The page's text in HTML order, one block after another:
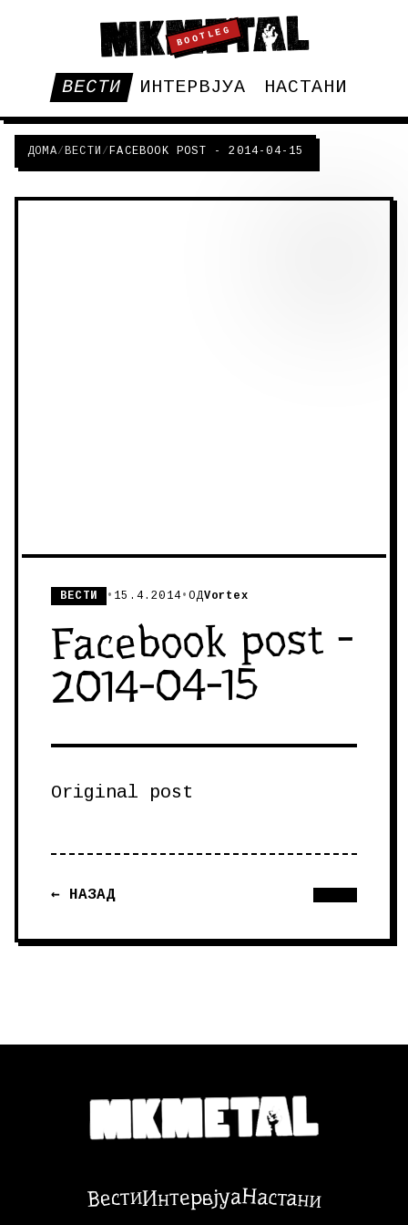
BOOTLEG
ВЕСТИ ИНТЕРВЈУА НАСТАНИ
ДОМА/ВЕСТИ /FACEBOOK POST - 2014-04-15
ВЕСТИ • 15.4.2014 •ОДVortex
Facebook post -
2014-04-15
Original post
← НАЗАД
ВестиИнтервјуаНастани